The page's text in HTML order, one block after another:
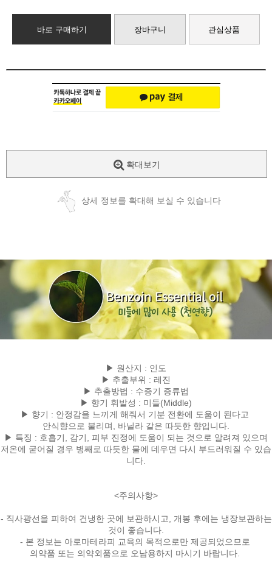
바로 구매하기 장바구니 관심상품
확대보기
상세 정보를 확대해 보실 수 있습니다
▶ 원산지 : 인도
▶ 추출부위 : 레진
▶ 추출방법 : 수증기 증류법
▶ 향기 휘발성 : 미들(Middle)
▶ 향기 : 안정감을 느끼게 해줘서 기분 전환에 도움이 된다고
안식향으로 불리며, 바닐라 같은 따듯한 향입니다.
▶ 특징 : 호흡기, 감기, 피부 진정에 도움이 되는 것으로 알려져 있으며
저온에 굳어질 경우 병째로 따듯한 물에 데우면 다시 부드러워질 수 있습
니다.
<주의사항>
- 직사광선을 피하여 건냉한 곳에 보관하시고, 개봉 후에는 냉장보관하는
것이 좋습니다.
- 본 정보는 아로마테라피 교육의 목적으로만 제공되었으므로
의약품 또는 의약외품으로 오남용하지 마시기 바랍니다.